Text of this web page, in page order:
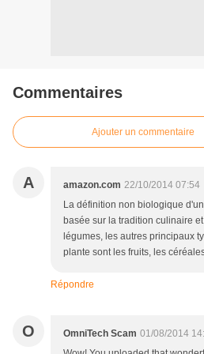
Commentaires
Ajouter un commentaire
A amazon.com 22/10/2014 07:54
La définition non biologique
basée sur la tradition culinaire
légumes, les autres principaux
plante sont les fruits, les
Répondre
O OmniTech Scam 01/08/2014